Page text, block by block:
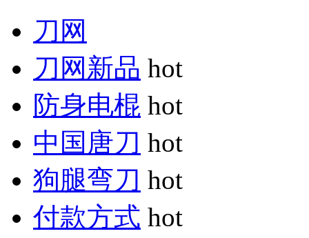
刀网
刀网新品 hot
防身电棍 hot
中国唐刀 hot
狗腿弯刀 hot
付款方式 hot